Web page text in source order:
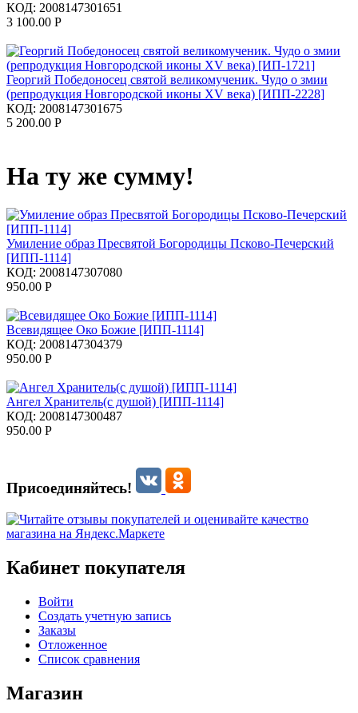
КОД: 2008147301651
3 100.00 Р
Георгий Победоносец святой великомученик. Чудо о змии
(репродукция Новгородской иконы XV века) [ИПП-2228]
КОД: 2008147301675
5 200.00 Р
На ту же сумму!
Умиление образ Пресвятой Богородицы Псково-Печерский
[ИПП-1114]
КОД: 2008147307080
950.00 Р
Всевидящее Око Божие [ИПП-1114]
КОД: 2008147304379
950.00 Р
Ангел Хранитель(с душой) [ИПП-1114]
КОД: 2008147300487
950.00 Р
Присоединяйтесь!
Кабинет покупателя
Войти
Создать учетную запись
Заказы
Отложенное
Список сравнения
Магазин